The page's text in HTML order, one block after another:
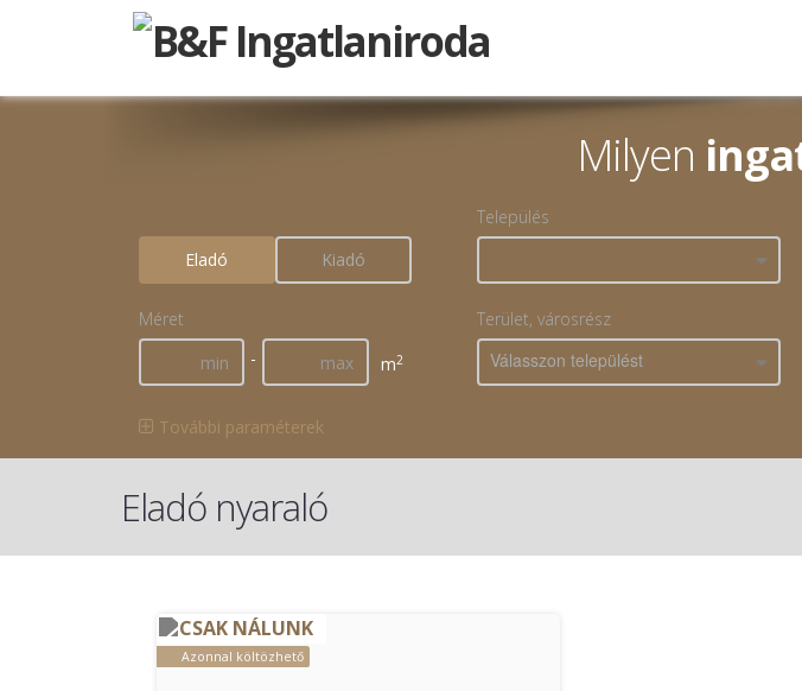
Milyen
Eladó Kiadó
Település
Méret
-
m2
Terület, városrész
Válasszon települést
További paraméterek
Eladó nyaraló
CSAK NÁLUNK
Azonnal költözhető